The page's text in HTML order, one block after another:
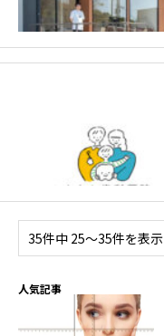
35件中 25〜35件を表示
人気記事